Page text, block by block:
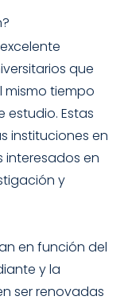
que
mismo tiempo
estudio. Estas
instituciones en
interesados en
y
en función del
y la
ser renovadas